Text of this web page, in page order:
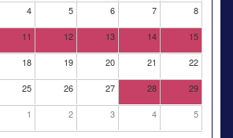
4 5 6 7 8
11 12 13 14 15
18 19 20 21 22
25 26 27 28 29
1 2 3 4 5